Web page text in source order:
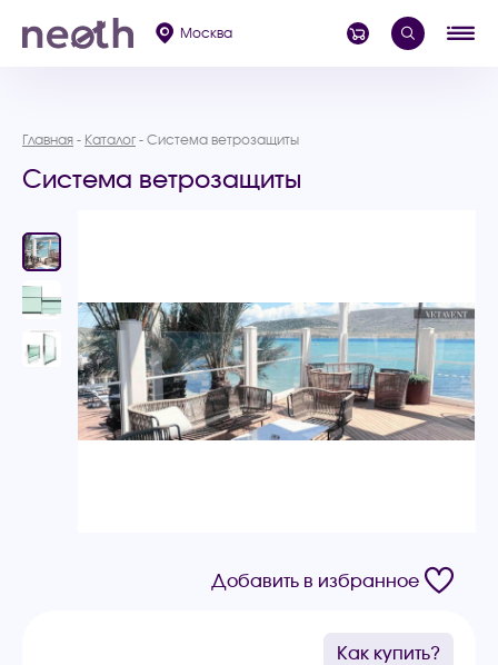
Москва
Главная Каталог Система ветрозащиты
Система ветрозащиты
Добавить в избранное
Как купить?